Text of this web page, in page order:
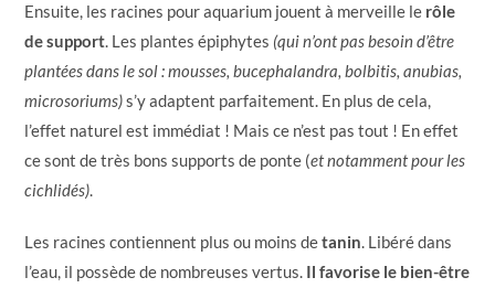
Ensuite, les racines pour aquarium jouent à merveille le rôle
de support. Les plantes épiphytes (qui n’ont pas besoin d’être
plantées dans le sol : mousses, bucephalandra, bolbitis, anubias,
microsoriums)s’y adaptent parfaitement. En plus de cela,
l’effet naturel est immédiat ! Mais ce n’est pas tout ! En effet
ce sont de très bons supports de ponte (et notamment pour les
cichlidés).
Les racines contiennent plus ou moins detanin. Libéré dans
l’eau, il possède de nombreuses vertus. Il favorise le bien-être